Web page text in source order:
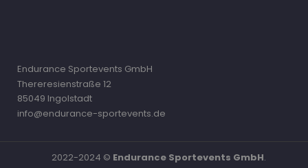
Endurance Sportevents GmbH
Thereresienstraße 12
85049 Ingolstadt
info@endurance-sportevents.de
2022-2024 © Endurance Sportevents GmbH.